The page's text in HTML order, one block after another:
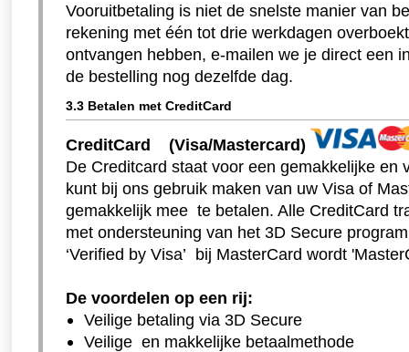
Vooruitbetaling is niet de snelste manier van
rekening met één tot drie werkdagen
ontvangen hebben, e-mailen we je direct een
de bestelling nog dezelfde dag.
3.3 Betalen met CreditCard
CreditCard (Visa/Mastercard)
De Creditcard staat voor een gemakkelijke en
kunt bij ons gebruik maken van uw Visa of
gemakkelijk mee te betalen. Alle CreditCard
met ondersteuning van het 3D Secure
‘Verified by Visa’ bij MasterCard wordt
De voordelen op een rij:
Veilige betaling via 3D Secure
Veilige en makkelijke betaalmethode